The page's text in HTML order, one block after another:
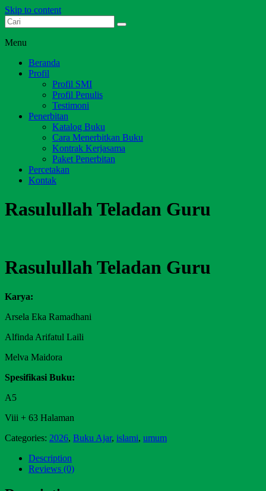
Skip to content
Dari Jambi untuk Indonesia
Menu
Beranda
Profil
Profil SMI
Profil Penulis
Testimoni
Penerbitan
Katalog Buku
Cara Menerbitkan Buku
Kontrak Kerjasama
Paket Penerbitan
Percetakan
Kontak
Rasulullah Teladan Guru
Rasulullah Teladan Guru
Karya:
Arsela Eka Ramadhani
Alfinda Arifatul Laili
Melva Maidora
Spesifikasi Buku:
A5
Viii + 63 Halaman
Categories: 2026, Buku Ajar, islami, umum
Description
Reviews (0)